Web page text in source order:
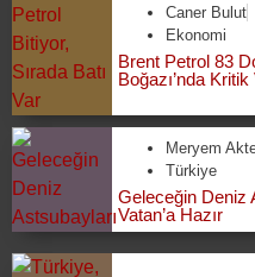
Caner Bulut
Ekonomi
Brent Petrol 83
Boğazı’nda
Meryem
Türkiye
Geleceğin Deniz
Vatan’a Hazır